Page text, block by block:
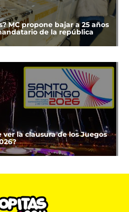
MC propone bajar a 25 años
de la república
la clausura de los Juegos